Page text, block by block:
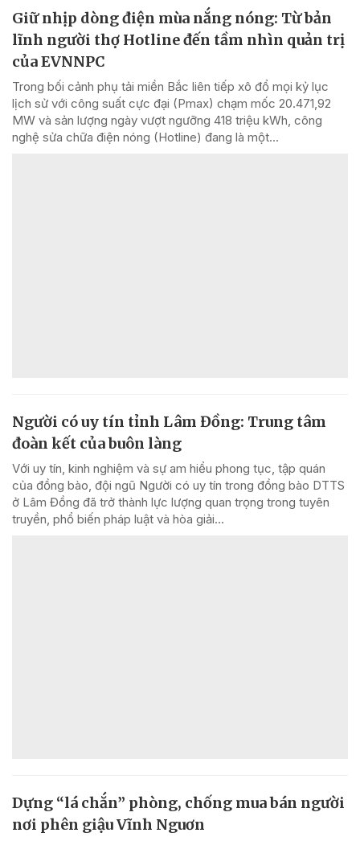
Giữ nhịp dòng điện mùa nắng nóng: Từ bản
lĩnh người thợ Hotline đến tầm nhìn quản trị
của EVNNPC
Trong bối cảnh phụ tải miền Bắc liên tiếp xô đổ mọi kỷ lục
lịch sử với công suất cực đại (Pmax) chạm mốc 20.471,92
MW và sản lượng ngày vượt ngưỡng 418 triệu kWh, công
nghệ sửa chữa điện nóng (Hotline) đang là một...
Người có uy tín tỉnh Lâm Đồng: Trung tâm
đoàn kết của buôn làng
Với uy tín, kinh nghiệm và sự am hiểu phong tục, tập quán
của đồng bào, đội ngũ Người có uy tín trong đồng bào DTTS
ở Lâm Đồng đã trở thành lực lượng quan trọng trong tuyên
truyền, phổ biến pháp luật và hòa giải...
Dựng “lá chắn” phòng, chống mua bán người
nơi phên giậu Vĩnh Nguơn